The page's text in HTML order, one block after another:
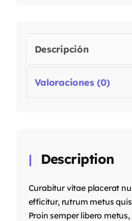
Descripción
Valoraciones (0)
Description
Curabitur vitae placerat
efficitur, rutrum metus
Proin semper libero